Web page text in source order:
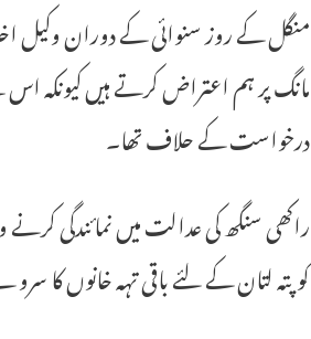
منگل کے روز سنوائی کے دوران وکیل
مانگ پر ہم اعتراض کرتے ہیں کیونکہ
درخواست کے حلاف تھا۔
راکھی سنگھ کی عدالت میں نمائندگی
کو پتہ لتان کے لئے باقی تہہ خانوں